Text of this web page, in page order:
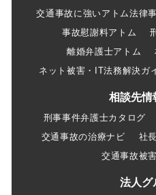
交通事故に強いアトム法律
事故慰謝料アトム
離婚弁護士アトム
ネット被害・IT法務解決ガ
相談先情
刑事事件弁護士カタログ
交通事故の治療ナビ
社
交通事故被
法人グ